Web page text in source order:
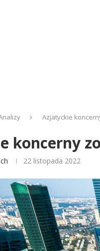
Azjatyckie
koncerny
22 listopada 2022